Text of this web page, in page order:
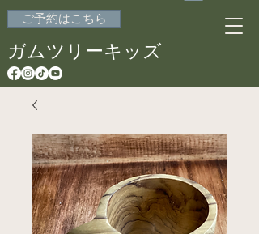
ご予約はこちら
ガムツリーキッズ